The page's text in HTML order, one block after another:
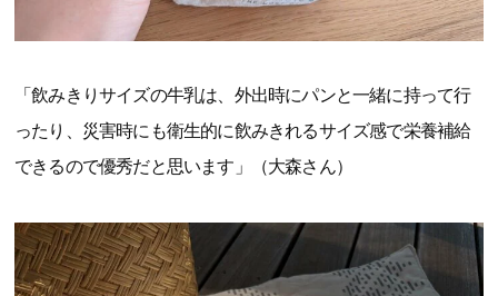
「飲みきりサイズの牛乳は、外出時にパンと一緒に持って行
ったり、災害時にも衛生的に飲みきれるサイズ感で栄養補給
できるので優秀だと思います」（大森さん）